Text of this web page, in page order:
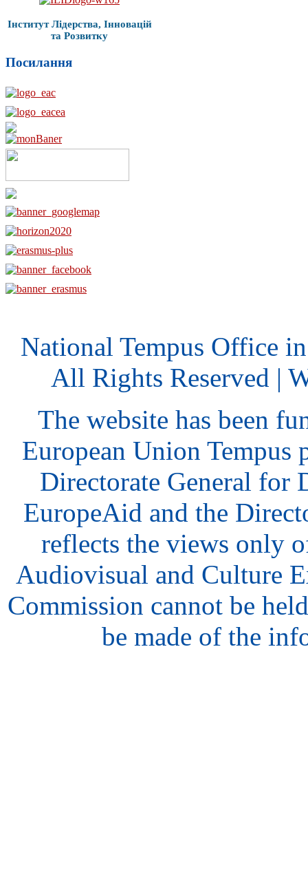
Інститут Лідерства, Інновацій
та Розвитку
Посилання
National Tempus Office
All Rights Reserved |
The website has been
European Union Tempus
Directorate General for
EuropeAid and the
reflects the views only
Audiovisual and Culture
Commission cannot be
be made of the